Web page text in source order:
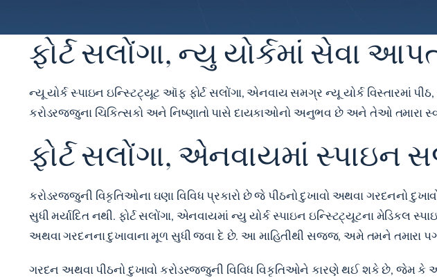
ફોર્ટ સલોંગા, ન્યુ યોર્કમાં સેવા
ન્યૂ યોર્ક સ્પાઇન ઇન્સ્ટિટ્યૂટ ઑફ ફોર્ટ સલોંગા, એનવાય સમગ્ર ન્યૂ યોર્ક વિસ્તારમાં
કરોડરજ્જુના ચિકિત્સકો અને નિષ્ણાતો પાસે દાયકાઓનો અનુભવ છે અને તેઓ તમારા
ફોર્ટ સલોંગા, એનવાયમાં સ્પાઇન
કરોડરજ્જુની વિકૃતિઓના ઘણા વિવિધ પ્રકારો છે જે પીઠનો દુખાવો અથવા ગરદનનો
સુધી મર્યાદિત નથી. ફોર્ટ સલોંગા, એનવાયમાં ન્યુ યોર્ક સ્પાઇન ઇન્સ્ટિટ્યૂટના મેડિકલ
અથવા ગરદનના દુખાવાના મૂળ સુધી જવા દે છે. આ માહિતીથી સજ્જ, અમે તમને તમારા
ગરદન અથવા પીઠનો દુખાવો કરોડરજ્જુની વિવિધ વિકૃતિઓને કારણે થઈ શકે છે, જેમ કે